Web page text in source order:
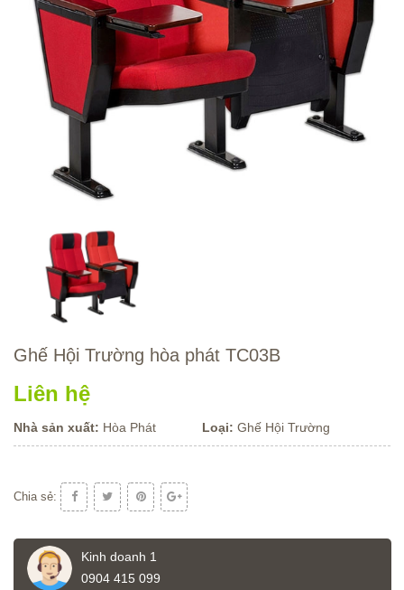
Ghế Hội Trường hòa phát TC03B
Liên hệ
Nhà sản xuất: Hòa Phát Loại: Ghế Hội Trường
Chia sẻ:
Kinh doanh 1
0904 415 099